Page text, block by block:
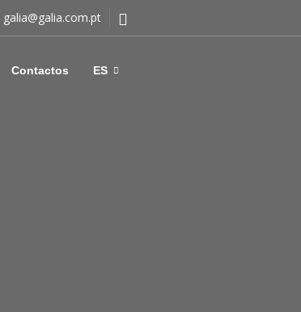
galia@galia.com.pt
Contactos ES